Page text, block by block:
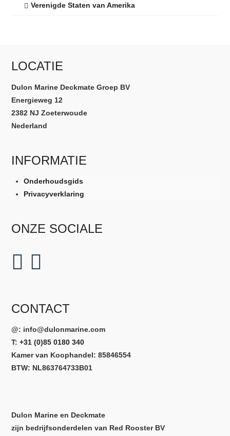
Verenigde Staten van Amerika
LOCATIE
Dulon Marine Deckmate Groep BV
Energieweg 12
2382 NJ Zoeterwoude
Nederland
INFORMATIE
Onderhoudsgids
Privacyverklaring
ONZE SOCIALE
CONTACT
@: info@dulonmarine.com
T: +31 (0)85 0180 340
Kamer van Koophandel: 85846554
BTW: NL863764733B01
Dulon Marine en Deckmate
zijn bedrijfsonderdelen van Red Rooster BV